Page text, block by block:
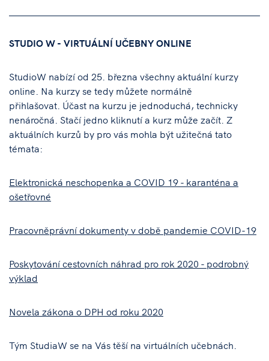
STUDIO W - VIRTUÁLNÍ UČEBNY ONLINE
StudioW nabízí od 25. března všechny aktuální kurzy
online. Na kurzy se tedy můžete normálně
přihlašovat. Účast na kurzu je jednoduchá, technicky
nenáročná. Stačí jedno kliknutí a kurz může začít. Z
aktuálních kurzů by pro vás mohla být užitečná tato
témata:
Elektronická neschopenka a COVID 19 - karanténa a
ošetřovné
Pracovněprávní dokumenty v době pandemie COVID-19
Poskytování cestovních náhrad pro rok 2020 - podrobný
výklad
Novela zákona o DPH od roku 2020
Tým StudiaW se na Vás těší na virtuálních učebnách.